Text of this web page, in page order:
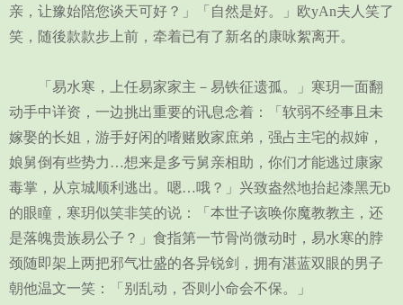
亲，让豫始陪您谈天可好？」「自然是好。」欧yAn夫人笑了
笑，随後款款步上前，牵着已有了新名的康咏絮离开。
「易水寒，上任易家家主－易铁征遗孤。」寒玥一面翻
动手中详资，一边挑出重要的讯息念着：「软弱不经事且未
嫁娶的长姐，游手好闲的嗜赌败家庶弟，强占主宅的叔婶，
娘舅倒有些势力…想来是多亏舅亲相助，你们才能逃过康家
毒掌，从京城顺利逃出。嗯…哦？」兴致盎然地抬起漆黑无b
的眼瞳，寒玥似笑非笑的说：「本世子该唤你魔教教主，还
是落魄贵族易公子？」食指第一节骨尚微动时，易水寒的脖
颈随即架上两把邪气壮盛的各异锐剑，拥有湛蓝双眼的男子
朝他温文一笑：「别乱动，否则小命会不保。」